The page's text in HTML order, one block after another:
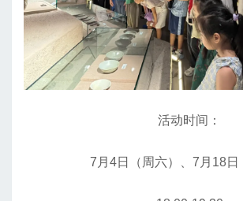
活动时间：
7月4日（周六）、7月18日